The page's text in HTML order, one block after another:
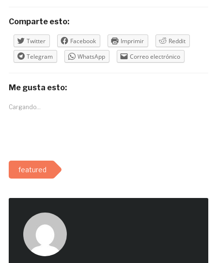
Comparte esto:
Twitter Facebook Imprimir
Reddit
Telegram
WhatsApp Correo electrónico
Me gusta esto:
Cargando...
featured